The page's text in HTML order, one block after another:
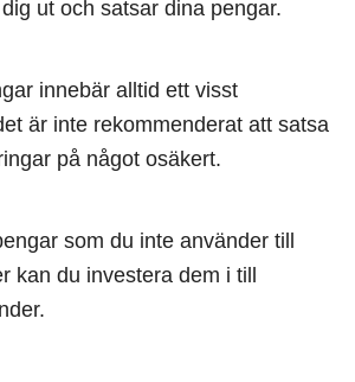
ut och satsar dina pengar.
innebär alltid ett visst
är inte rekommenderat att satsa
på något osäkert.
som du inte använder till
kan du investera dem i till